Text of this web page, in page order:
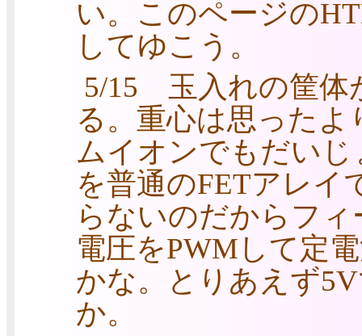
い。このページの
してゆこう。
5/15 玉入れの筐体
る。重心は思った
ムイオンでもだい
を普通のFETアレイ
らないのだからフ
電圧をPWMして定
かな。とりあえず
か。